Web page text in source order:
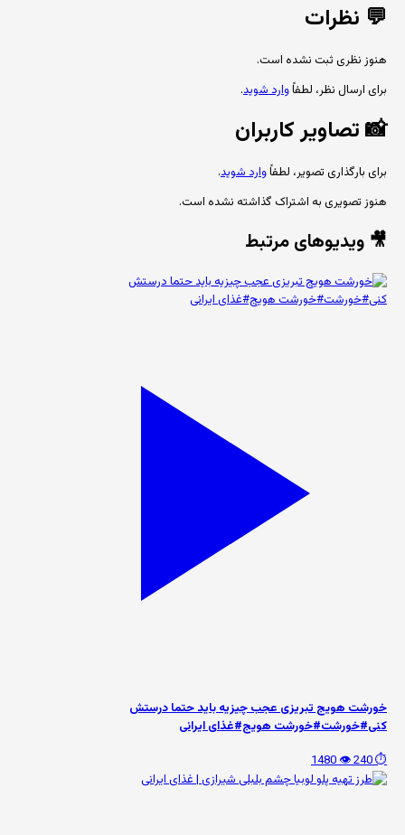
💬 نظرات
هنوز نظری ثبت نشده است.
برای ارسال نظر، لطفاًوارد شوید.
📸تصاویر کاربران
برای بارگذاری تصویر، لطفاًوارد شوید.
هنوز تصویری به اشتراک گذاشته نشده است.
🎥 ویدیوهای مرتبط
خورشت هویج تبریزی عجب چیزیه باید حتما درستش
کنی#خورشت#خورشت هویج#غذای ایرانی
⏱️ 240
👁️ 1480